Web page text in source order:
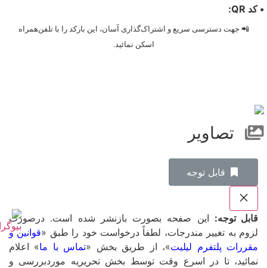
• کد QR:
📲 جهت دسترسی سریع و اشتراک‌گذاری آسان، این بارکد را با تلفن‌همراه
اسکن نمائید.
تصاویر
‌قابل توجه
قابل توجه: این صفحه بصورت بازنشر شده است. درصورت
لزوم به تغییر مندرجات، لطفاً درخواست خود را طبق «قوانین و
مقررات پلتفرم لیلیت»، از طریق بخش «تماس با ما» اعلام
نمائید، تا در اسرع وقت توسط بخش تحریریه موردبررسی و